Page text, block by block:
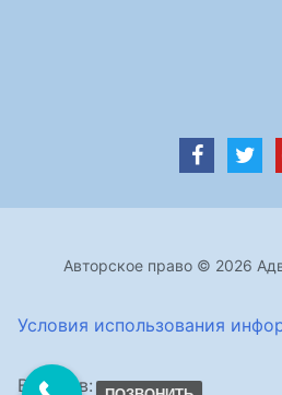
Авторское право © 2026
Условия использования
Визитов: